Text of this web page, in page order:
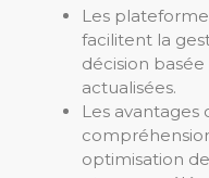
Les
facilitent la
décision
actualisées.
Les
optimisation